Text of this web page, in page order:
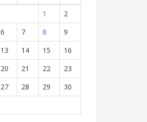
1
2
6 7 8
9
13 14 15
16
20 21 22
23
27 28 29
30